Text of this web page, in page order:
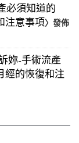
必須知道的
注意事項〉發佈
妳-手術流產
經的恢復和注